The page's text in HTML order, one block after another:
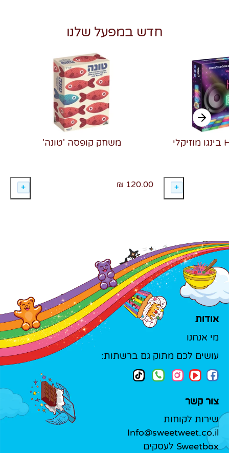
חדש במפעל שלנו
משחק קופסה 'טונה'
120.00 ₪
אודות
מי אנחנו
עושים לכם מתוק גם ברשתות:
צור קשר
שירות לקוחות
Info@sweetweet.co.il
Sweetbox לעסקים